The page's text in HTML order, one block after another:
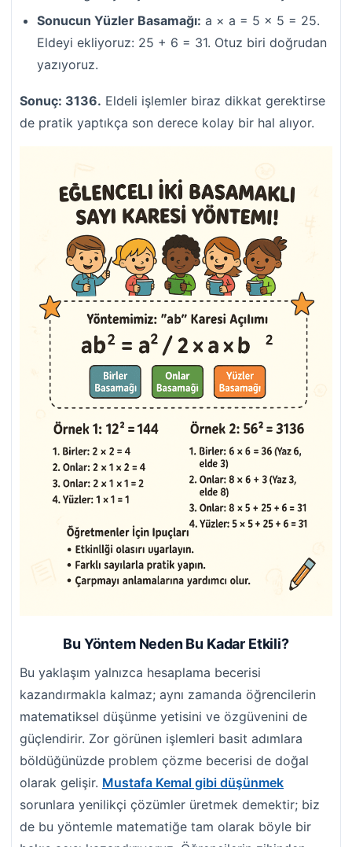
Sonucun Yüzler Basamağı: a × a = 5 × 5 = 25.
Eldeyi ekliyoruz: 25 + 6 = 31. Otuz biri doğrudan
yazıyoruz.
Sonuç: 3136. Eldeli işlemler biraz dikkat gerektirse
de pratik yaptıkça son derece kolay bir hal alıyor.
Bu Yöntem Neden Bu Kadar Etkili?
Bu yaklaşım yalnızca hesaplama becerisi
kazandırmakla kalmaz; aynı zamanda öğrencilerin
matematiksel düşünme yetisini ve özgüvenini de
güçlendirir. Zor görünen işlemleri basit adımlara
böldüğünüzde problem çözme becerisi de doğal
olarak gelişir. Mustafa Kemal gibi düşünmek
sorunlara yenilikçi çözümler üretmek demektir; biz
de bu yöntemle matematiğe tam olarak böyle bir